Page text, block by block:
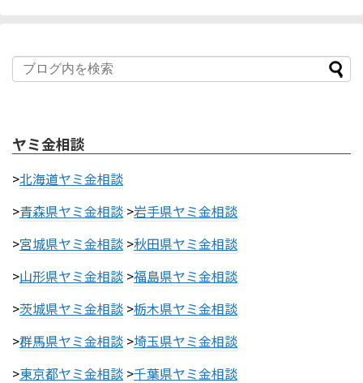
ヤミ金相談
>北海道ヤミ金相談
>青森県ヤミ金相談 >岩手県ヤミ金相談
>宮城県ヤミ金相談 >秋田県ヤミ金相談
>山形県ヤミ金相談 >福島県ヤミ金相談
>茨城県ヤミ金相談 >栃木県ヤミ金相談
>群馬県ヤミ金相談 >埼玉県ヤミ金相談
>東京都ヤミ金相談 >千葉県ヤミ金相談